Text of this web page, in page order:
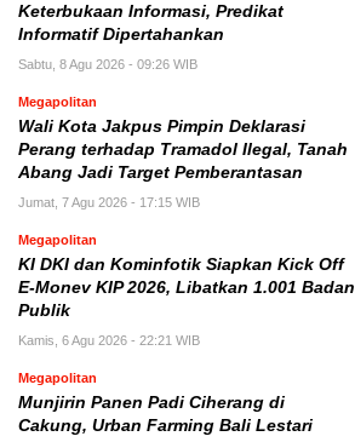
Keterbukaan Informasi, Predikat
Informatif Dipertahankan
Sabtu, 8 Agu 2026 - 09:26 WIB
Megapolitan
Wali Kota Jakpus Pimpin Deklarasi
Perang terhadap Tramadol Ilegal, Tanah
Abang Jadi Target Pemberantasan
Jumat, 7 Agu 2026 - 17:15 WIB
Megapolitan
KI DKI dan Kominfotik Siapkan Kick Off
E-Monev KIP 2026, Libatkan 1.001 Badan
Publik
Kamis, 6 Agu 2026 - 22:21 WIB
Megapolitan
Munjirin Panen Padi Ciherang di
Cakung, Urban Farming Bali Lestari